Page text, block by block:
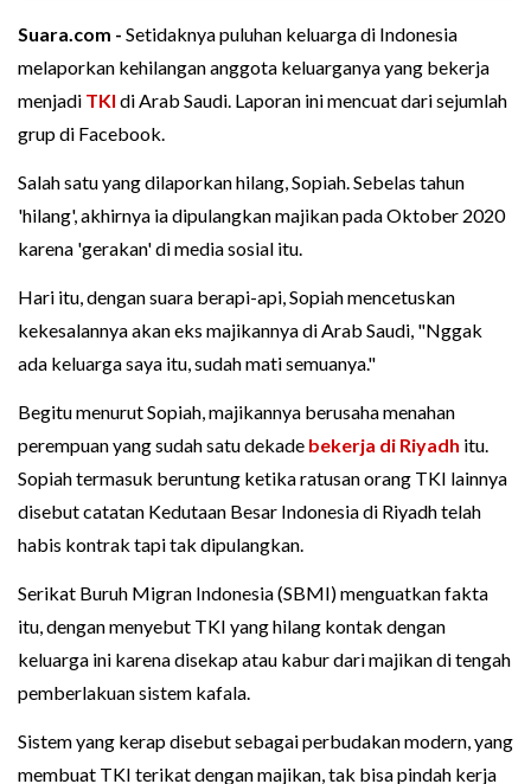
Suara.com - Setidaknya puluhan keluarga di Indonesia
melaporkan kehilangan anggota keluarganya yang bekerja
menjadi TKI di Arab Saudi. Laporan ini mencuat dari sejumlah
grup di Facebook.
Salah satu yang dilaporkan hilang, Sopiah. Sebelas tahun
'hilang', akhirnya ia dipulangkan majikan pada Oktober 2020
karena 'gerakan' di media sosial itu.
Hari itu, dengan suara berapi-api, Sopiah mencetuskan
kekesalannya akan eks majikannya di Arab Saudi, "Nggak
ada keluarga saya itu, sudah mati semuanya."
Begitu menurut Sopiah, majikannya berusaha menahan
perempuan yang sudah satu dekade bekerja di Riyadh itu.
Sopiah termasuk beruntung ketika ratusan orang TKI lainnya
disebut catatan Kedutaan Besar Indonesia di Riyadh telah
habis kontrak tapi tak dipulangkan.
Serikat Buruh Migran Indonesia (SBMI) menguatkan fakta
itu, dengan menyebut TKI yang hilang kontak dengan
keluarga ini karena disekap atau kabur dari majikan di tengah
pemberlakuan sistem kafala.
Sistem yang kerap disebut sebagai perbudakan modern, yang
membuat TKI terikat dengan majikan, tak bisa pindah kerja